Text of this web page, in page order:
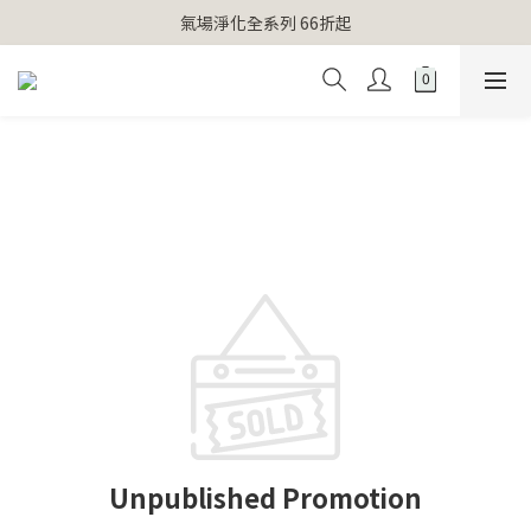
【官網獨家】首次消費 不限金額 即送 香遇熊超人行李吊牌
氣場淨化全系列 66折起
【官網獨家】首次消費 不限金額 即送 香遇熊超人行李吊牌
Unpublished Promotion